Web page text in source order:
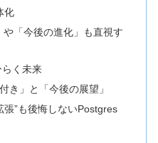
化
「今後の進化」も直視す
く未来
き」と「今後の展望」
張”も後悔しないPostgres